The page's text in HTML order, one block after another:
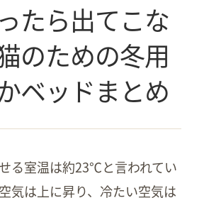
たら出てこな
のための冬用
ベッドまとめ
る室温は約23℃と言われてい
気は上に昇り、冷たい空気は